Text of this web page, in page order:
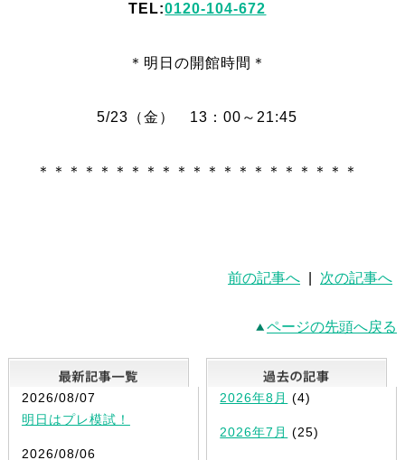
TEL:0120-104-672
＊明日 の開館時間＊
5/23（金） 13：00～21:45
＊＊＊＊＊＊＊＊＊＊＊＊＊＊＊＊＊＊＊＊＊
前の記事へ 次の記事へ
ページの先頭へ戻る
最新記事一覧
2026/08/07
明日はプレ模試！
2026/08/06
2026年8月 (4)
2026年7月 (25)